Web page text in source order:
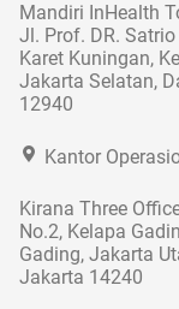
Mandiri InHealth
Jl. Prof. DR. Satrio
Karet Kuningan,
Jakarta Selatan,
12940
Kantor
Kirana Three
No.2, Kelapa
Gading, Jakarta
Jakarta 14240